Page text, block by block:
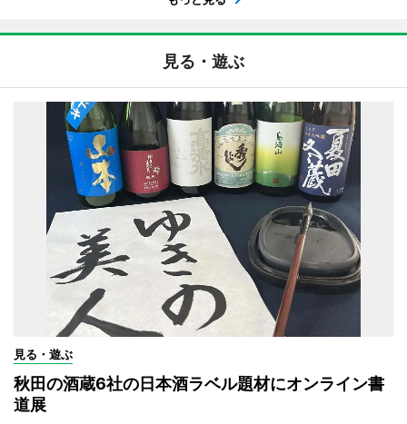
見る・遊ぶ
見る・遊ぶ
秋田の酒蔵6社の日本酒ラベル題材にオンライン書
道展